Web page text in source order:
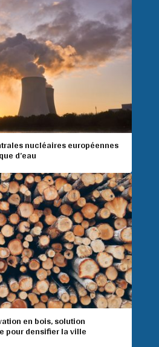
nucléaires européennes
d’eau
en bois, solution
pour densifier la ville